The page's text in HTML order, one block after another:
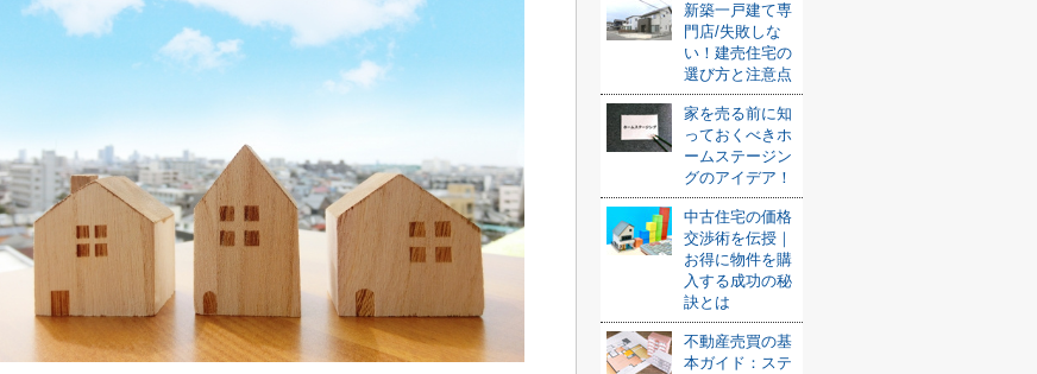
新築一戸建て専
門店/失敗しな
い！建売住宅の
選び方と注意点
家を売る前に知
っておくべきホ
ームステージン
グのアイデア！
中古住宅の価格
交渉術を伝授｜
お得に物件を購
入する成功の秘
訣とは
不動産売買の基
本ガイド：ステ